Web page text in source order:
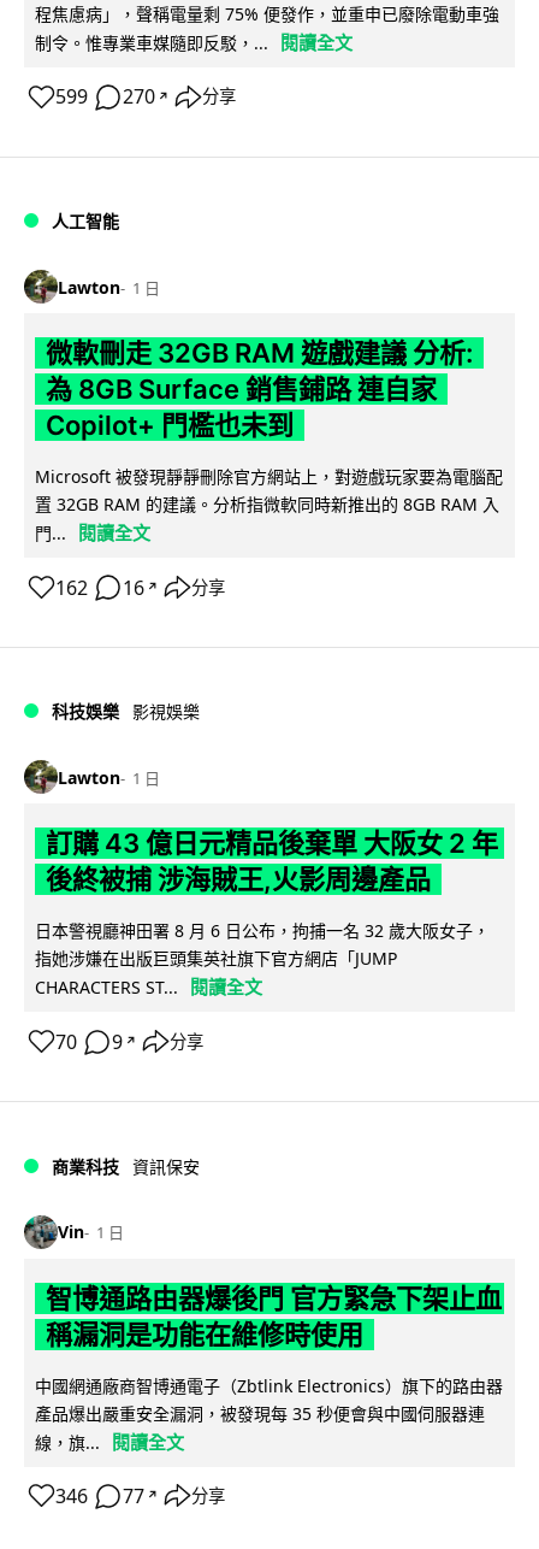
程焦慮病」，聲稱電量剩 75% 便發作，並重申已廢除電動車強
制令。惟專業車媒隨即反駁，...
閱讀全文
599 270 ↗ 分享
人工智能
Lawton 1 日
微軟刪走 32GB RAM 遊戲建議 分析:
為 8GB Surface 銷售鋪路 連自家
Copilot+ 門檻也未到
Microsoft 被發現靜靜刪除官方網站上，對遊戲玩家要為電腦配
置 32GB RAM 的建議。分析指微軟同時新推出的 8GB RAM 入
門...
閱讀全文
162 16 ↗ 分享
科技娛樂 影視娛樂
Lawton 1 日
訂購 43 億日元精品後棄單 大阪女 2 年
後終被捕 涉海賊王,火影周邊產品
日本警視廳神田署 8 月 6 日公布，拘捕一名 32 歲大阪女子，
指她涉嫌在出版巨頭集英社旗下官方網店「JUMP
CHARACTERS ST...
閱讀全文
70 9 ↗ 分享
商業科技 資訊保安
Vin 1 日
智博通路由器爆後門 官方緊急下架止血
稱漏洞是功能在維修時使用
中國網通廠商智博通電子（Zbtlink Electronics）旗下的路由器
產品爆出嚴重安全漏洞，被發現每 35 秒便會與中國伺服器連
線，旗...
閱讀全文
346 77 ↗ 分享